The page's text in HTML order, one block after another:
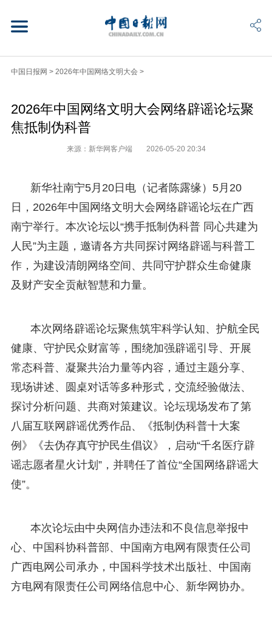
中国日报网 > 2026年中国网络文明大会>
2026年中国网络文明大会网络辟谣论坛聚
焦抵制伪科普
来源：新华网客户端 2026-05-20 20:34
新华社南宁5月20日电（记者陈露缘）5月20
日，2026年中国网络文明大会网络辟谣论坛在广西
南宁举行。本次论坛以“携手抵制伪科普 同心共建为
人民”为主题，邀请各方共同探讨网络辟谣与科普工
作，为建设清朗网络空间、共同守护群众生命健康
及财产安全贡献智慧和力量。
本次网络辟谣论坛聚焦筑牢科学认知、护航全民
健康、守护民众财富等，围绕加强辟谣引导、开展
常态科普、凝聚共治力量等内容，通过主题分享、
现场讲述、圆桌对话等多种形式，交流经验做法、
探讨分析问题、共商对策建议。论坛现场发布了第
八届互联网辟谣优秀作品、《抵制伪科普十大案
例》《去伪存真守护民生倡议》，启动“千名医疗辟
谣志愿者星火计划”，并聘任了首位“全国网络辟谣大
使”。
本次论坛由中央网信办违法和不良信息举报中
心、中国科协科普部、中国南方电网有限责任公司
广西电网公司承办，中国科学技术出版社、中国南
方电网有限责任公司网络信息中心、新华网协办。